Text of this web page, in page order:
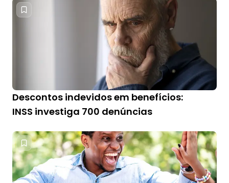
Descontos indevidos em benefícios:
INSS investiga 700 denúncias